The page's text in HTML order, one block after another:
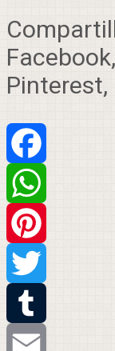
Pinterest,
Facebook
WhatsApp
Pinterest
Twitter
Tumblr